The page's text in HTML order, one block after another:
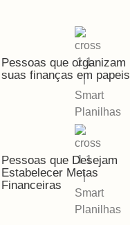
Pessoas que organizam
suas finanças em papeis
Pessoas que Desejam
Estabelecer Metas
Financeiras